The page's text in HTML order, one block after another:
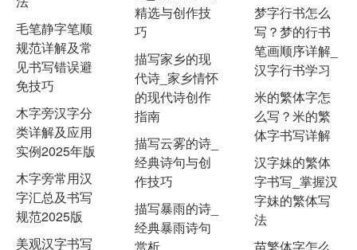
毛笔静字笔顺
规范详解及常
见书写错误避
免技巧
木字旁汉字分
类详解及应用
实例2025年版
木字旁常用汉
字汇总及书写
规范2025版
美观汉字书写
精选与创作技
巧
描写家乡的现
代诗_家乡情怀
的现代诗创作
指南
描写云雾的诗_
经典诗句与创
作技巧
描写暴雨的诗_
经典暴雨诗句
梦字行书怎么
写？梦的行书
笔画顺序详解_
汉字行书学习
米的繁体字怎
么写？米的繁
体字书写详解
汉字妹的繁体
字书写_掌握汉
字妹的繁体写
法